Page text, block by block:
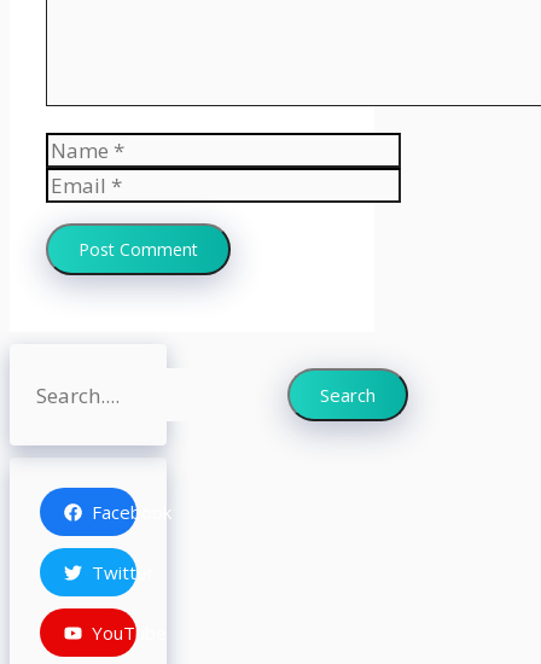
Name
Email
Search
Facebook
Twitter
YouTube